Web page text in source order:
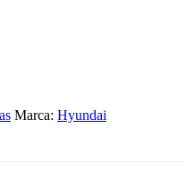
Marca: Hyundai